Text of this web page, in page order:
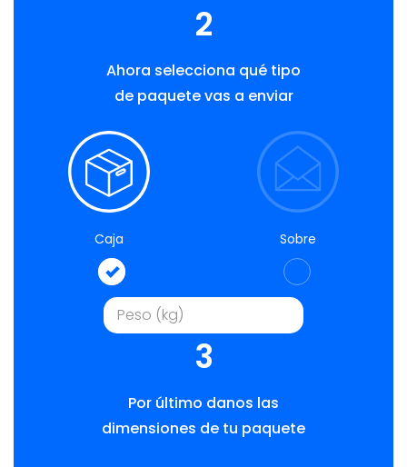
2
Ahora selecciona qué tipo
de paquete vas a enviar
Caja Sobre
3
Por último danos las
dimensiones de tu paquete